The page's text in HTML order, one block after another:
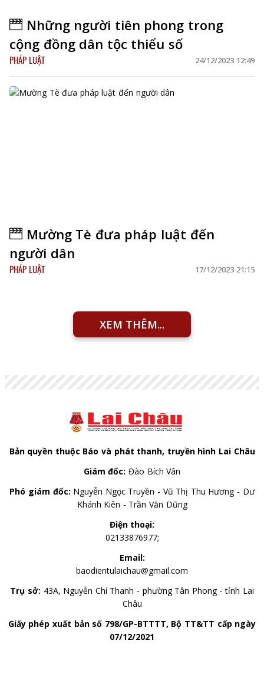
Những người tiên phong trong
cộng đồng dân tộc thiểu số
PHÁP LUẬT 24/12/2023 12:49
Mường Tè đưa pháp luật đến
người dân
PHÁP LUẬT 17/12/2023 21:15
XEM THÊM...
Bản quyền thuộc Báo và phát thanh, truyền hình Lai Châu
Giám đốc: Đào Bích Vân
Phó giám đốc: Nguyễn Ngọc Truyền - Vũ Thị Thu Hương - Dư
Khánh Kiên - Trần Văn Dũng
Điện thoại:
02133876977;
Email:
baodientulaichau@gmail.com
Trụ sở: 43A, Nguyễn Chí Thanh - phường Tân Phong - tỉnh Lai
Châu
Giấy phép xuất bản số 798/GP-BTTTT, Bộ TT&TT cấp ngày
07/12/2021